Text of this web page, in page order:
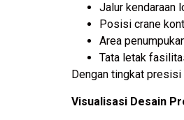
Jalur kendaraan
Posisi crane
Area
Tata letak
Dengan tingkat presisi
Visualisasi Desain